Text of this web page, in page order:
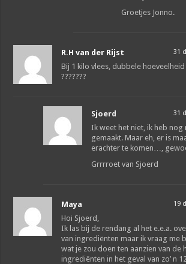
Groetjes Jonno.
R.H van der Rijst 31
Bij 1 kilo vlees, dubbele
???????
Sjoerd 31
Ik weet het niet, ik heb nog
gemaakt. Maar eh, er is
erachter te komen…,
Grrrroet van Sjoerd
Maya 19
Hoi Sjoerd,
Ik las bij de rendang al het e.e.a.
van ingrediënten maar ik vraag me
wat je zou doen ten aanzien van de
ingrediënten in het geval van zo’ n